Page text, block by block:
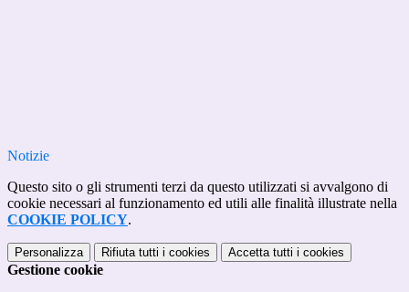
Notizie
Questo sito o gli strumenti terzi da questo utilizzati si avvalgono di
cookie necessari al funzionamento ed utili alle finalità illustrate nella
COOKIE POLICY.
Personalizza Rifiuta tutti i cookies Accetta tutti i cookies
Gestione cookie